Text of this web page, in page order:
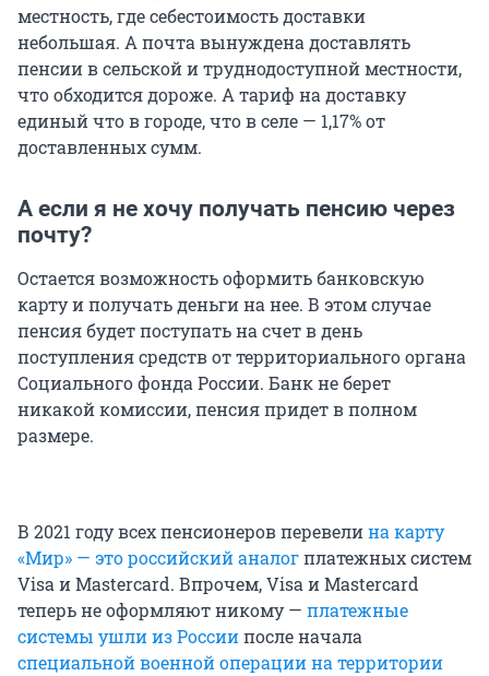
местность, где себестоимость доставки
небольшая. А почта вынуждена доставлять
пенсии в сельской и труднодоступной местности,
что обходится дороже. А тариф на доставку
единый что в городе, что в селе — 1,17% от
доставленных сумм.
А если я не хочу получать пенсию через
почту?
Остается возможность оформить банковскую
карту и получать деньги на нее. В этом случае
пенсия будет поступать на счет в день
поступления средств от территориального органа
Социального фонда России. Банк не берет
никакой комиссии, пенсия придет в полном
размере.
В 2021 году всех пенсионеров перевелина карту
«Мир» — это российский аналогплатежных систем
Visa и Mastercard. Впрочем, Visa и Mastercard
теперь не оформляют никому — платежные
системы ушли из Россиипосле начала
специальной военной операции на территории